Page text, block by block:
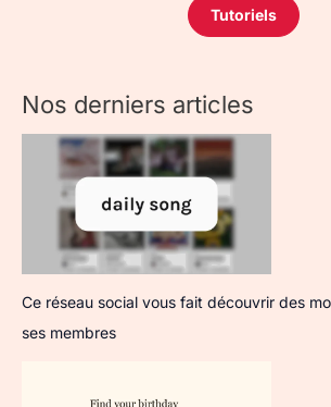
Tutoriels
Nos derniers articles
Ce réseau social vous fait découvrir des
ses membres